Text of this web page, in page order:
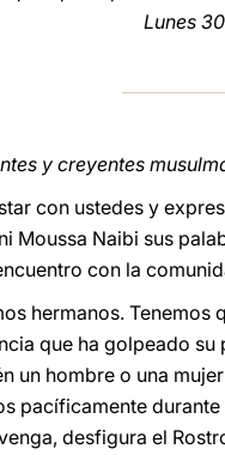
Lunes
y creyentes
con ustedes y
Moussa Naibi sus
con la
hermanos.
que ha golpeado
un hombre o una
pacíficamente
desfigura el